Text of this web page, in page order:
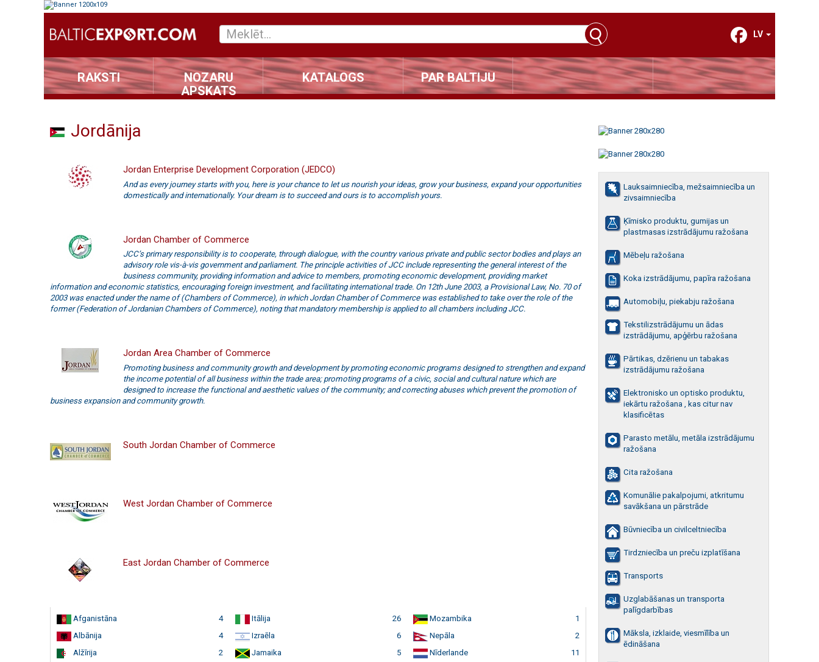
RAKSTI
NOZARU
APSKATS
KATALOGS PAR BALTIJU
LV
Jordānija
Jordan Enterprise Development Corporation (JEDCO)
And as every journey starts with you, here is your chance to let us nourish your ideas, grow your business, expand your opportunities
domestically and internationally. Your dream is to succeed and ours is to accomplish yours.
Jordan Chamber of Commerce
JCC’s primary responsibility is to cooperate, through dialogue, with the country various private and public sector bodies and plays an
advisory role vis-à-vis government and parliament. The principle activities of JCC include representing the general interest of the
business community, providing information and advice to members, promoting economic development, providing market
information and economic statistics, encouraging foreign investment, and facilitating international trade. On 12th June 2003, a Provisional Law, No. 70 of
2003 was enacted under the name of (Chambers of Commerce), in which Jordan Chamber of Commerce was established to take over the role of the
former (Federation of Jordanian Chambers of Commerce), noting that mandatory membership is applied to all chambers including JCC.
Jordan Area Chamber of Commerce
Promoting business and community growth and development by promoting economic programs designed to strengthen and expand
the income potential of all business within the trade area; promoting programs of a civic, social and cultural nature which are
designed to increase the functional and aesthetic values of the community; and correcting abuses which prevent the promotion of
business expansion and community growth.
South Jordan Chamber of Commerce
West Jordan Chamber of Commerce
East Jordan Chamber of Commerce
Afganistāna
4
Albānija
4
Alžīrija
2
Itālija
26
Izraēla
6
Jamaika
5
Mozambika
1
Nepāla
2
Nīderlande
11
Lauksaimniecība, mežsaimniecība un
zivsaimniecība
Ķīmisko produktu, gumijas un
plastmasas izstrādājumu ražošana
Mēbeļu ražošana
Koka izstrādājumu, papīra ražošana
Automobiļu, piekabju ražošana
Tekstilizstrādājumu un ādas
izstrādājumu, apģērbu ražošana
Pārtikas, dzērienu un tabakas
izstrādājumu ražošana
Elektronisko un optisko produktu,
iekārtu ražošana , kas citur nav
klasificētas
Parasto metālu, metāla izstrādājumu
ražošana
Cita ražošana
Komunālie pakalpojumi, atkritumu
savākšana un pārstrāde
Būvniecība un civilceltniecība
Tirdzniecība un preču izplatīšana
Transports
Uzglabāšanas un transporta
palīgdarbības
Māksla, izklaide, viesmīlība un
ēdināšana